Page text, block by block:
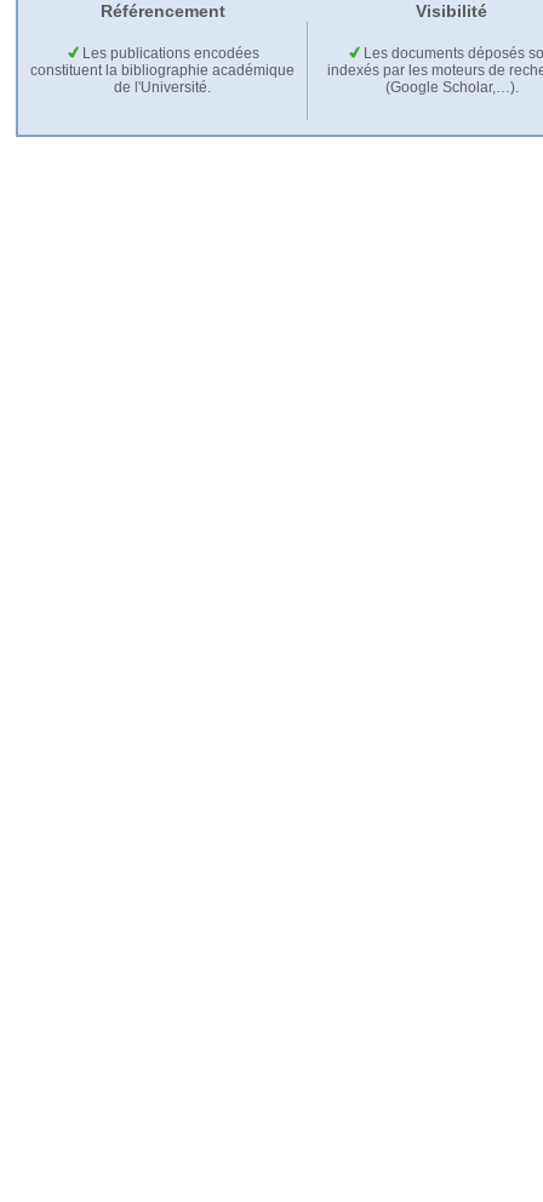
Référencement Visibilité
Les publications encodées
constituent la bibliographie académique
de l'Université.
Les documents déposés
indexés par les moteurs de
(Google Scholar,…).